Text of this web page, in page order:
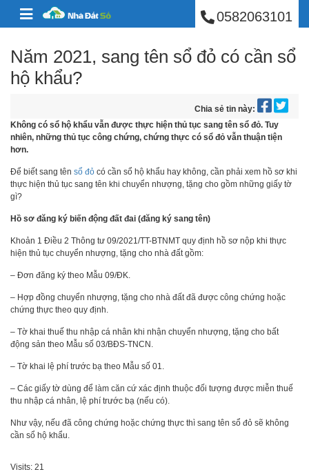
Skip to content BÁN NHÀ PHÚ0582063101
Năm 2021, sang tên sổ đỏ có cần sổ
hộ khẩu?
Chia sẻ tin này:
Không có sổ hộ khẩu vẫn được thực hiện thủ tục sang tên sổ đỏ. Tuy
nhiên, những thủ tục công chứng, chứng thực có sổ đỏ vẫn thuận tiện
hơn.
Để biết sang tên sổ đỏ có cần sổ hộ khẩu hay không, cần phải xem hồ sơ khi
thực hiện thủ tục sang tên khi chuyển nhượng, tặng cho gồm những giấy tờ
gì?
Hồ sơ đăng ký biến động đất đai (đăng ký sang tên)
Khoản 1 Điều 2 Thông tư 09/2021/TT-BTNMT quy định hồ sơ nộp khi thực
hiện thủ tục chuyển nhượng, tặng cho nhà đất gồm:
– Đơn đăng ký theo Mẫu 09/ĐK.
– Hợp đồng chuyển nhượng, tặng cho nhà đất đã được công chứng hoặc
chứng thực theo quy định.
– Tờ khai thuế thu nhập cá nhân khi nhận chuyển nhượng, tặng cho bất
động sản theo Mẫu số 03/BĐS-TNCN.
– Tờ khai lệ phí trước bạ theo Mẫu số 01.
– Các giấy tờ dùng để làm căn cứ xác định thuộc đối tượng được miễn thuế
thu nhập cá nhân, lệ phí trước bạ (nếu có).
Như vậy, nếu đã công chứng hoặc chứng thực thì sang tên sổ đỏ sẽ không
cần sổ hộ khẩu.
Visits: 21